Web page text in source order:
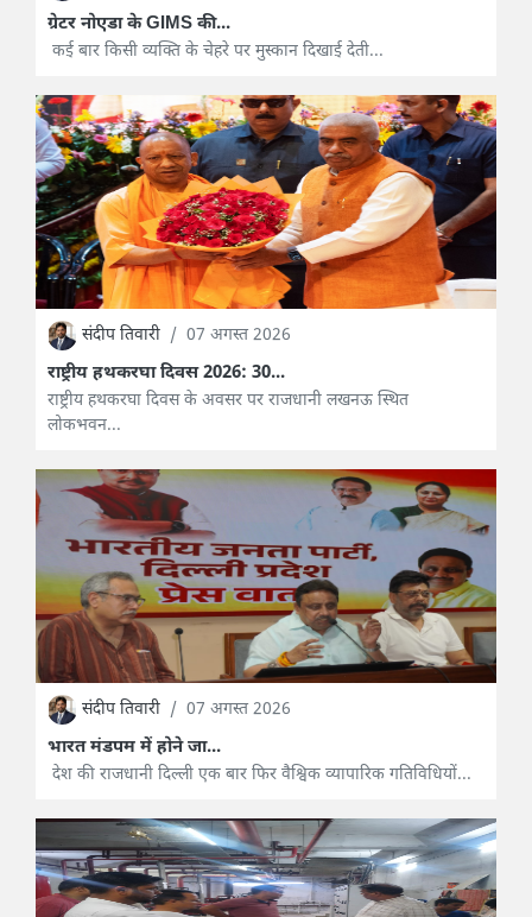
ग्रेटर नोएडा के GIMS की...
कई बार किसी व्यक्ति के चेहरे पर मुस्कान दिखाई देती...
संदीप तिवारी / 07 अगस्त 2026
राष्ट्रीय हथकरघा दिवस 2026: 30...
राष्ट्रीय हथकरघा दिवस के अवसर पर राजधानी लखनऊ स्थित
लोकभवन...
संदीप तिवारी / 07 अगस्त 2026
भारत मंडपम में होने जा...
देश की राजधानी दिल्ली एक बार फिर वैश्विक व्यापारिक गतिविधियों...